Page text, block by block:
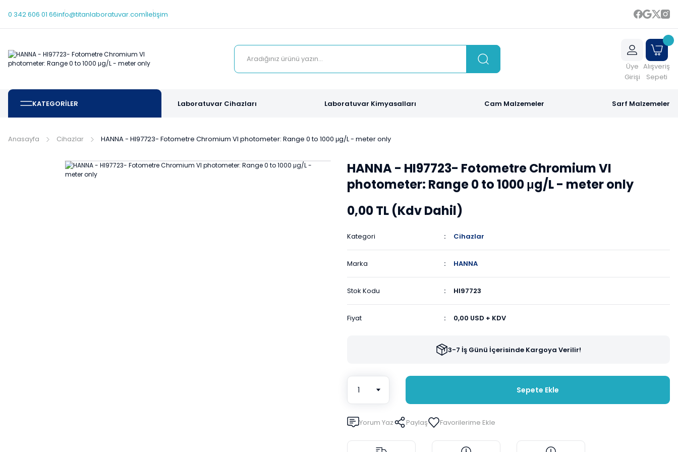
0 342 606 01 66info@titanlaboratuvar.comİletişim
Üye
Girişi
Alışveriş
Sepeti
KATEGORİLER Laboratuvar Cihazları Laboratuvar Kimyasalları Cam Malzemeler Sarf Malzemeler
Anasayfa Cihazlar HANNA - HI97723- Fotometre Chromium VI photometer: Range 0 to 1000 μg/L - meter only
HANNA - HI97723- Fotometre Chromium VI
photometer: Range 0 to 1000 μg/L - meter only
0,00 TL (Kdv Dahil)
Kategori Cihazlar
Marka HANNA
Stok Kodu HI97723
Fiyat 0,00 USD + KDV
3-7 İş Günü İçerisinde Kargoya Verilir!
Sepete Ekle
Yorum Yaz Paylaş